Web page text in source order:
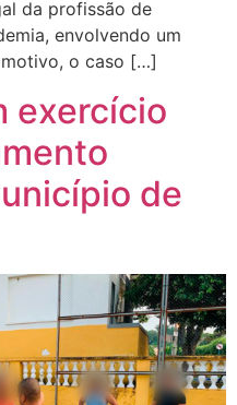
da profissão de
envolvendo um
motivo, o caso […]
exercício
de